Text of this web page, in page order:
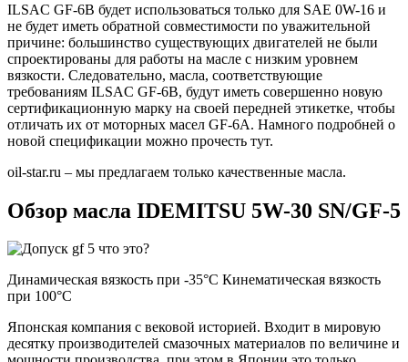
ILSAC GF-6B будет использоваться только для SAE 0W-16 и
не будет иметь обратной совместимости по уважительной
причине: большинство существующих двигателей не были
спроектированы для работы на масле с низким уровнем
вязкости. Следовательно, масла, соответствующие
требованиям ILSAC GF-6B, будут иметь совершенно новую
сертификационную марку на своей передней этикетке, чтобы
отличать их от моторных масел GF-6A. Намного подробней о
новой спецификации можно прочесть тут.
oil-star.ru – мы предлагаем только качественные масла.
Обзор масла IDEMITSU 5W-30 SN/GF-5
Динамическая вязкость при -35°C Кинематическая вязкость
при 100°C
Японская компания с вековой историей. Входит в мировую
десятку производителей смазочных материалов по величине и